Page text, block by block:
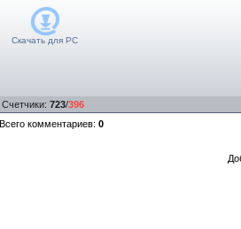
Скачать для PC
Счетчики: 723/396
Всего комментариев: 0